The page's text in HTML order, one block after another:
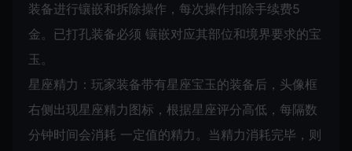
装备进行镶嵌和拆除操作，每次操作扣除手续费5
金。已打孔装备必须 镶嵌对应其部位和境界要求的宝
玉。
星座精力：玩家装备带有星座宝玉的装备后，头像框
右侧出现星座精力图标，根据星座评分高低，每隔数
分钟时间会消耗 一定值的精力。当精力消耗完毕，则